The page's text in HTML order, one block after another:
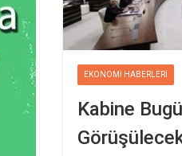
EKONOMI HABERLERI
Kabine